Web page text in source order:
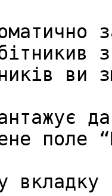
ви
поле
вкладку